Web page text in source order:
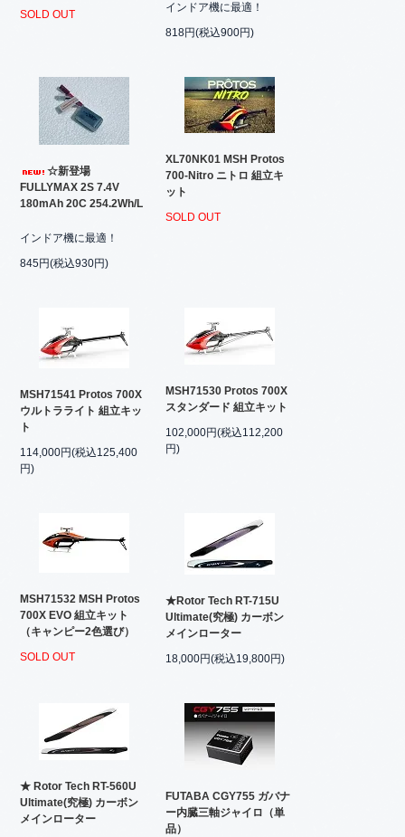
SOLD OUT
インドア機に最適！
818円(税込900円)
☆新登場
FULLYMAX 2S 7.4V
180mAh 20C 254.2Wh/L
インドア機に最適！
845円(税込930円)
XL70NK01 MSH Protos
700-Nitro ニトロ 組立キ
ット
SOLD OUT
MSH71541 Protos 700X
ウルトラライト 組立キッ
ト
114,000円(税込125,400
円)
MSH71530 Protos 700X
スタンダード 組立キット
102,000円(税込112,200
円)
MSH71532 MSH Protos
700X EVO 組立キット
（キャンピー2色選び）
SOLD OUT
★Rotor Tech RT-715U
Ultimate(究極) カーボン
メインローター
18,000円(税込19,800円)
★ Rotor Tech RT-560U
Ultimate(究極) カーボン
メインローター
FUTABA CGY755 ガバナ
ー内臓三軸ジャイロ（単
品）